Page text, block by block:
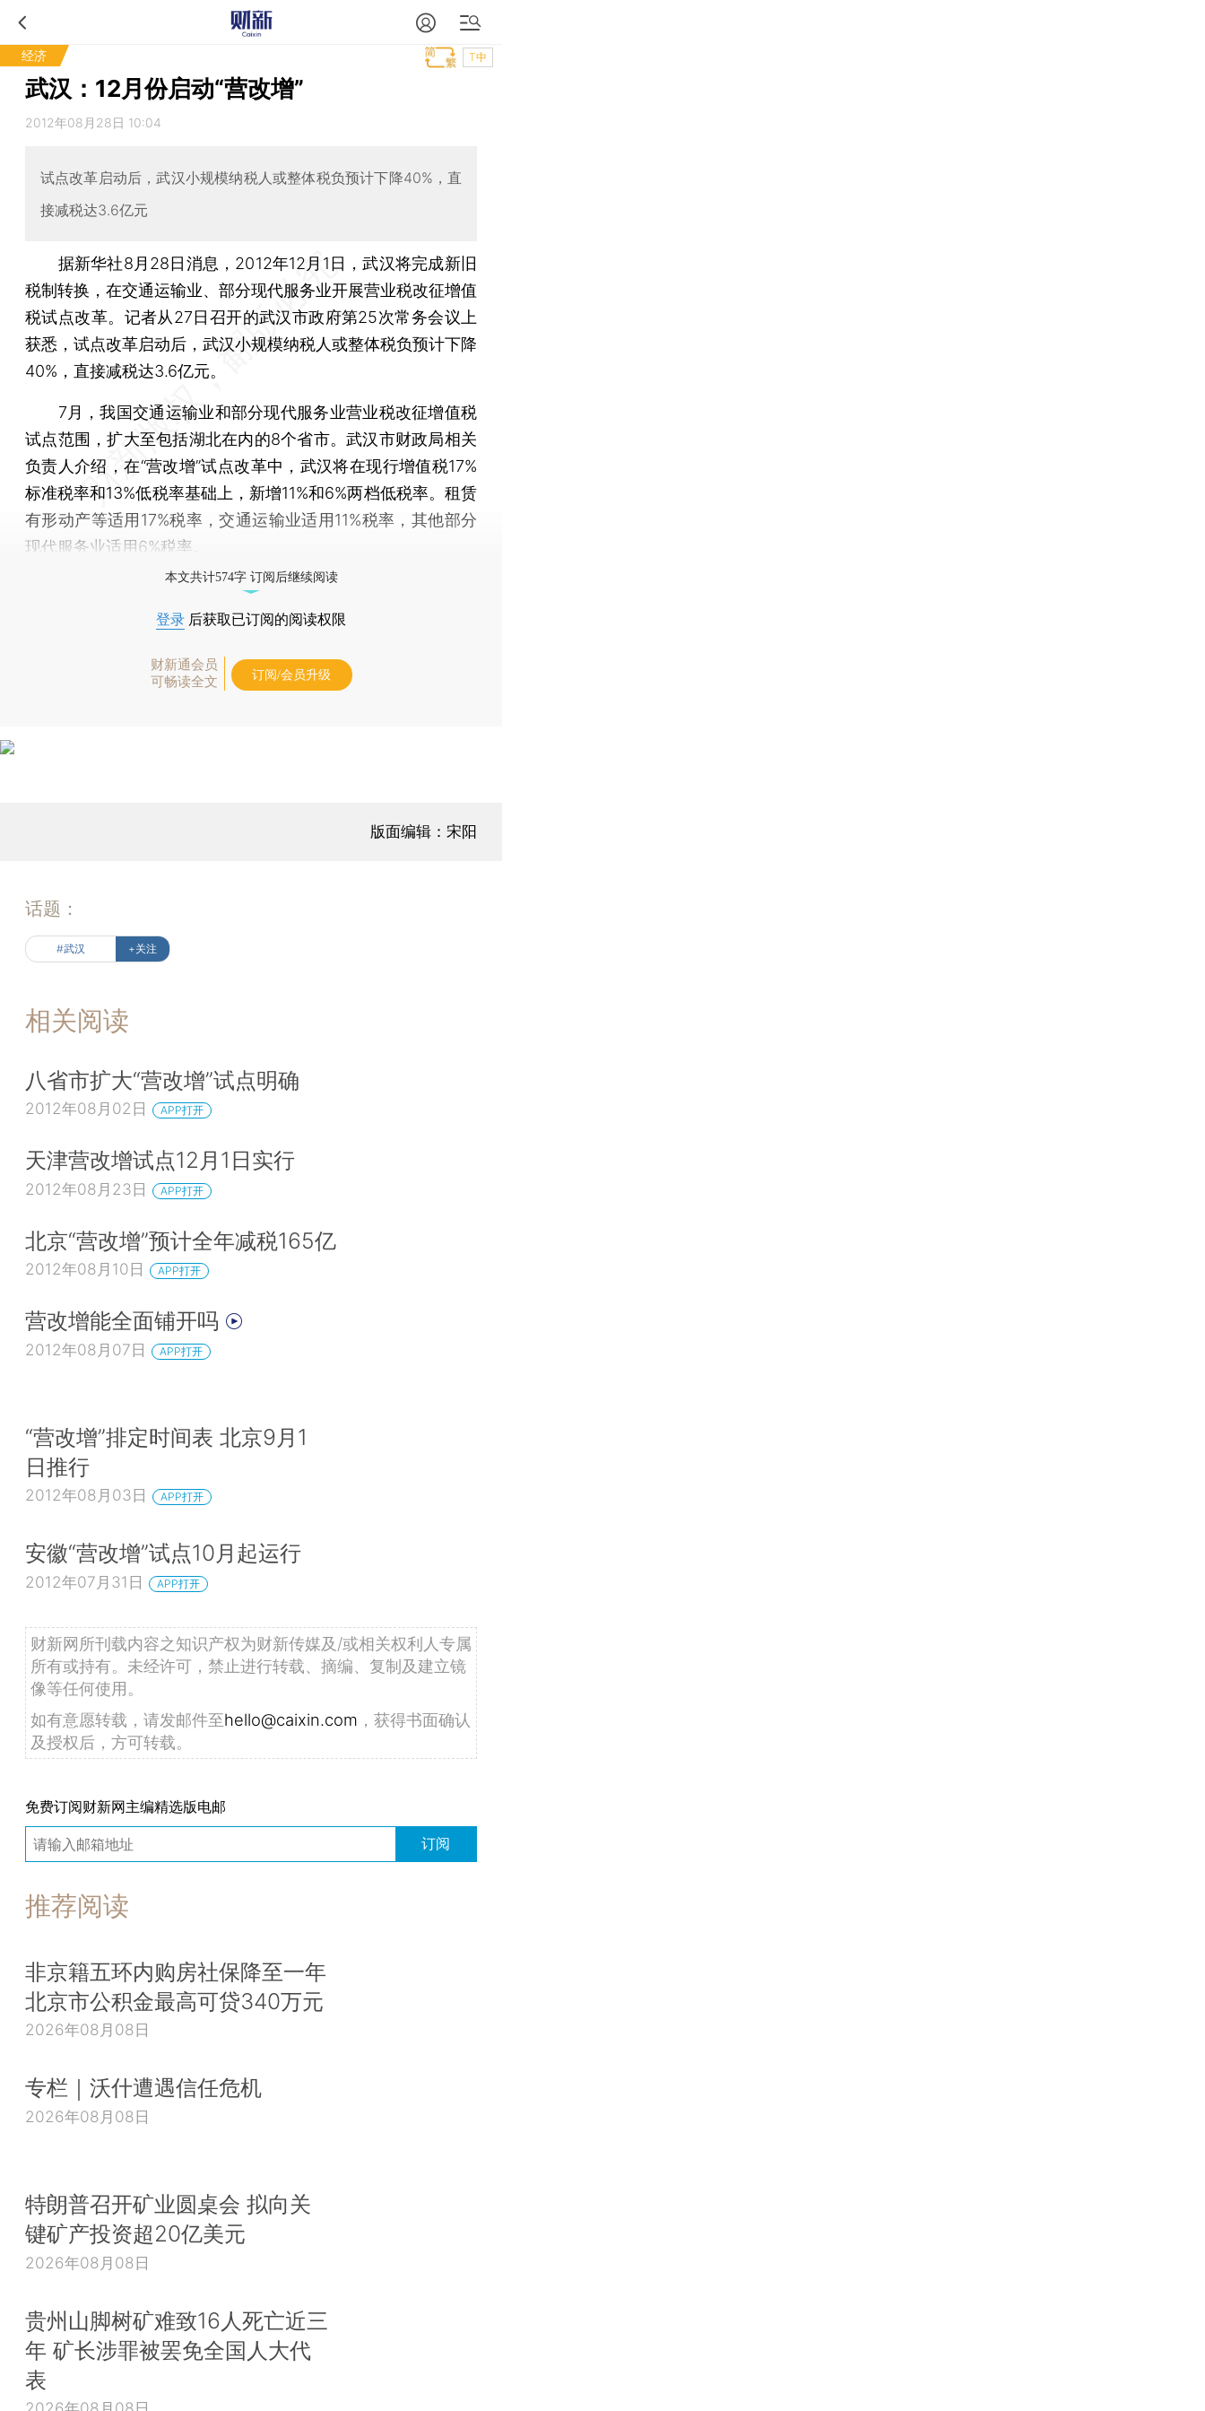
经济 T中
武汉：12月份启动“营改增”
2012年08月28日 10:04
试点改革启动后，武汉小规模纳税人或整体税负预计下降40%，直
接减税达3.6亿元
据新华社8月28日消息，2012年12月1日，武汉将完成新旧
税制转换，在交通运输业、部分现代服务业开展营业税改征增值
税试点改革。记者从27日召开的武汉市政府第25次常务会议上
获悉，试点改革启动后，武汉小规模纳税人或整体税负预计下降
40%，直接减税达3.6亿元。
7月，我国交通运输业和部分现代服务业营业税改征增值税
试点范围，扩大至包括湖北在内的8个省市。武汉市财政局相关
负责人介绍，在“营改增”试点改革中，武汉将在现行增值税17%
标准税率和13%低税率基础上，新增11%和6%两档低税率。租赁
有形动产等适用17%税率，交通运输业适用11%税率，其他部分
现代服务业适用6%税率。
本文共计574字 订阅后继续阅读
登录 后获取已订阅的阅读权限
财新通会员
可畅读全文
订阅/会员升级
版面编辑：宋阳
话题：
#武汉 +关注
相关阅读
八省市扩大“营改增”试点明确
2012年08月02日 APP打开
天津营改增试点12月1日实行
2012年08月23日 APP打开
北京“营改增”预计全年减税165亿
2012年08月10日 APP打开
营改增能全面铺开吗
2012年08月07日 APP打开
“营改增”排定时间表 北京9月1
日推行
2012年08月03日 APP打开
安徽“营改增”试点10月起运行
2012年07月31日 APP打开
财新网所刊载内容之知识产权为财新传媒及/或相关权利人专属
所有或持有。未经许可，禁止进行转载、摘编、复制及建立镜
像等任何使用。
如有意愿转载，请发邮件至hello@caixin.com ，获得书面确认
及授权后，方可转载。
免费订阅财新网主编精选版电邮
订阅
推荐阅读
非京籍五环内购房社保降至一年
北京市公积金最高可贷340万元
2026年08月08日
专栏｜沃什遭遇信任危机
2026年08月08日
特朗普召开矿业圆桌会 拟向关
键矿产投资超20亿美元
2026年08月08日
贵州山脚树矿难致16人死亡近三
年 矿长涉罪被罢免全国人大代
表